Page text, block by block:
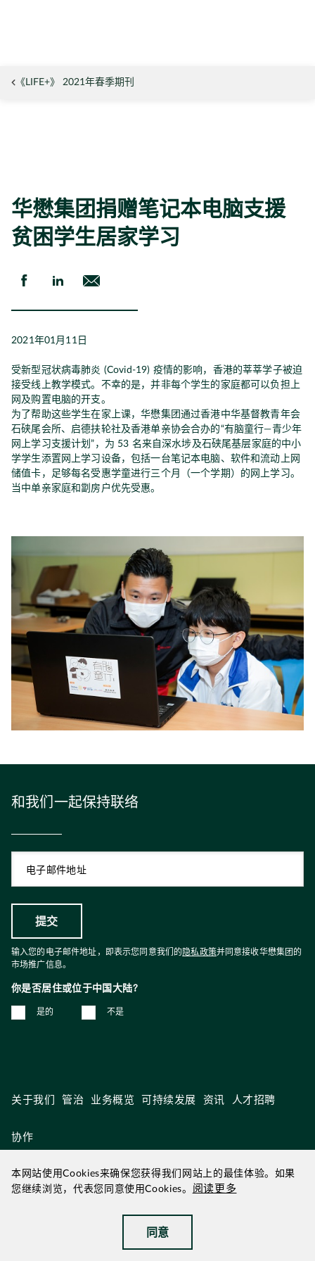
《LIFE+》 2021年春季期刊
华懋集团捐赠笔记本电脑支援
贫困学生居家学习
2021年01月11日
受新型冠状病毒肺炎 (Covid-19) 疫情的影响，香港的莘莘学子被迫
接受线上教学模式。不幸的是，并非每个学生的家庭都可以负担上
网及购置电脑的开支。
为了帮助这些学生在家上课，华懋集团通过香港中华基督教青年会
石硖尾会所、启德扶轮社及香港单亲协会合办的“有脑童行—青少年
网上学习支援计划”，为 53 名来自深水埗及石硖尾基层家庭的中小
学学生添置网上学习设备，包括一台笔记本电脑、软件和流动上网
储值卡，足够每名受惠学童进行三个月（一个学期）的网上学习。
当中单亲家庭和劏房户优先受惠。
和我们一起保持联络
输入您的电子邮件地址，即表示您同意我们的 隐私政策并同意接收华懋集团的
市场推广信息。
你是否居住或位于中国大陆?
是的 不是
关于我们 管治 业务概览 可持续发展 资讯 人才招聘
协作
华懋为华懋集团
无障碍浏览 | 免责声明
本网站使用Cookies来确保您获得我们网站上的最佳体验。如果
您继续浏览，代表您同意使用Cookies。 阅读更多
同意